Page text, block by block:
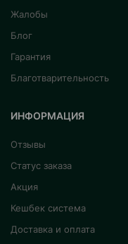
Жалобы
Блог
Гарантия
Благотварительность
ИНФОРМАЦИЯ
Отзывы
Статус заказа
Акция
Кешбек система
Доставка и оплата